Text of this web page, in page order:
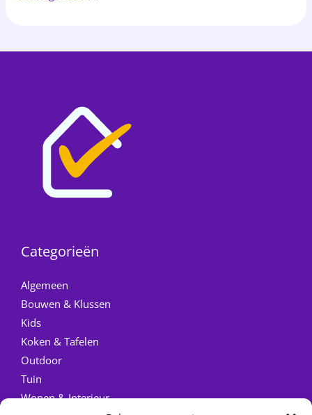
Categorieën
Algemeen
Bouwen & Klussen
Kids
Koken & Tafelen
Outdoor
Tuin
Wonen & Interieur